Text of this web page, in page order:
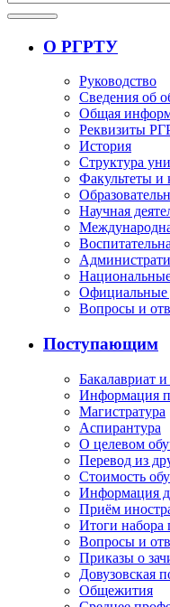
О РГРТУ
Руководство
Сведения об
Общая
Реквизиты
История
Структура
Факультеты и
Научная
Официальные
Вопросы и
Поступающим
Бакалавриат
Информация
Магистратура
Аспирантура
О целевом
Перевод из
Стоимость
Информация
Приём
Итоги набора
Вопросы и
Приказы о
Довузовская
Общежития